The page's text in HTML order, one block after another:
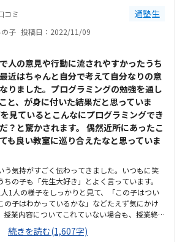
コミ 通塾生
子 投稿日：2022/11/09
人の意見や行動に流されやすかったうち
近はちゃんと自分で考えて自分なりの意
りました。プログラミングの勉強を通し
と、が身に付いた結果だと思っていま
見ているとこんなにプログラミングでき
？と驚かされます。 偶然近所にあったこ
も良い教室に巡り合えたなと思っていま
う気持がすごく伝わってきました。いつもに笑
の子も「先生大好き」とよく言っています。
1人の様子をしっかりと見て、「この子はつい
の子はわかっているかな」などたえず気にかけ
授業内容についてこれていない場合も、授業終
てくださったり、子供の成長や子供の教育に向
ると感じました。教室長の先生だけでなく他の
続きを読む(1,607字)